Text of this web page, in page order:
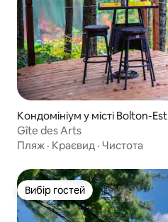
Кондомініум у місті Bolton-Est
Gîte des Arts
Пляж · Краєвид · Чистота
Вибір гостей
Вибір гостей